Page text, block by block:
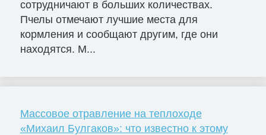
сотрудничают в больших количествах.
Пчелы отмечают лучшие места для
кормления и сообщают другим, где они
находятся. М...
Массовое отравление на теплоходе
«Михаил Булгаков»: что известно к этому